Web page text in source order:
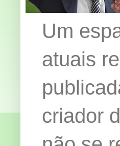
Um
atuais
criador